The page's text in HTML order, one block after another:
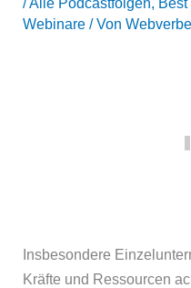
Webinare / Von
Insbesondere
Kräfte und Ressourcen